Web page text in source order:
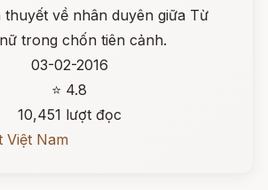
về nhân duyên giữa Từ
trong chốn tiên cảnh.
03-02-2016
⭐ 4.8
10,451 lượt đọc
Việt Nam